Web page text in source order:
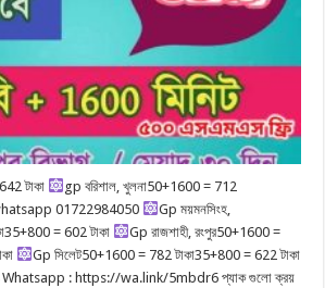
টাকা
gp বরিশাল, খুলনা50+1600 = 712
01722984050
Gp ময়মনসিংহ,
= 602 টাকা
Gp রাজশাহী, রংপুর50+1600 =
Gp সিলেট50+1600 = 782 টাকা35+800 = 622 টাকা
: https://wa.link/5mbdr6 প্যাক গুলো ক্রয়